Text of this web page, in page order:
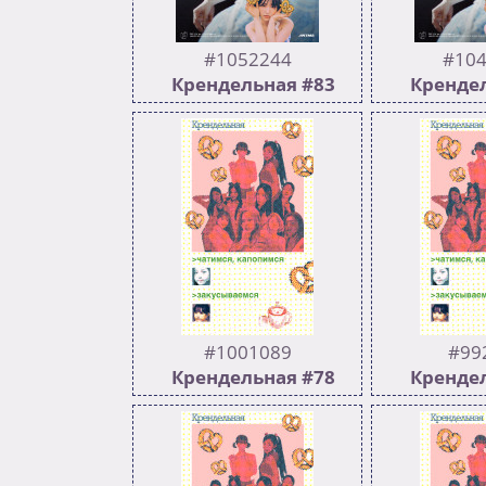
#1052244
Крендельная #83
502 182
:yeonwoo_think:
Предыдущий >>1049961
502
#1001089
Крендельная #78
505 200
우리는 당신에게 행복한 새해를
기원합니다! заварила чай
пользуясь случаем Сая
501
**Мы
поднажать
тогда